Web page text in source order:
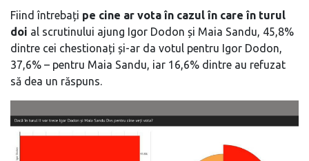
Fiind întrebați pe cine ar vota în cazul în care în turul
doi al scrutinului ajung Igor Dodon și Maia Sandu, 45,8%
dintre cei chestionați și-ar da votul pentru Igor Dodon,
37,6% – pentru Maia Sandu, iar 16,6% dintre au refuzat
să dea un răspuns.